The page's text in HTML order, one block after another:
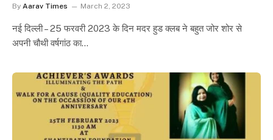
By Aarav Times March 2, 2023
नई दिल्ली – 25 फरवरी 2023 के दिन मदर हुड क्लब ने बहुत जोर शोर से
अपनी चौथी वर्षगांठ का…